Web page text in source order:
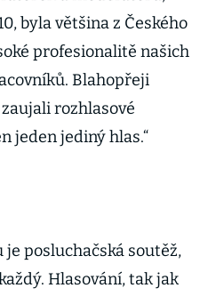
byla většina z Českého
profesionalitě našich
Blahopřeji
rozhlasové
jeden jediný hlas.“
posluchačská soutěž,
Hlasování, tak jak